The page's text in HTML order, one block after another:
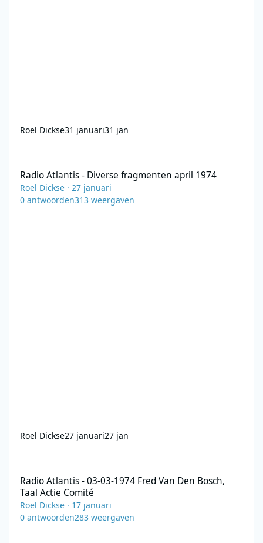
Roel Dickse31 januari31 jan
Radio Atlantis - Diverse fragmenten april 1974
Roel Dickse ·27 januari
0 antwoorden313 weergaven
Roel Dickse27 januari27 jan
Radio Atlantis - 03-03-1974 Fred Van Den Bosch,
Taal Actie Comité
Roel Dickse · 17 januari
0 antwoorden283 weergaven